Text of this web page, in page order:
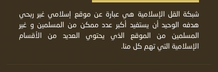
شبكة القل الإسلامية هي عبارة عن موقع إسلامي غير ربحي
هدفه الوحيد أن يستفيد أكبر عدد ممكن من المسلمين و غير
المسلمين من الموقع الذي يحتوي العديد من الأقسام
الإسلامية التي تهم كل منا.